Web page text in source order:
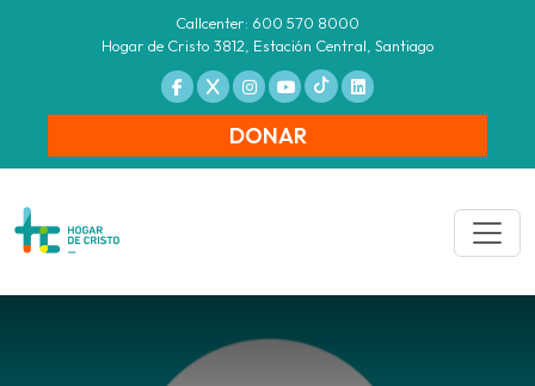
Callcenter: 600 570 8000
Hogar de Cristo 3812, Estación Central, Santiago
DONAR